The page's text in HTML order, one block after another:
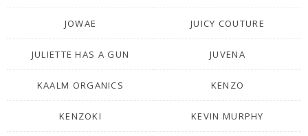
JOWAE JUICY COUTURE
JULIETTE HAS A GUN JUVENA
KAALM ORGANICS KENZO
KENZOKI KEVIN MURPHY